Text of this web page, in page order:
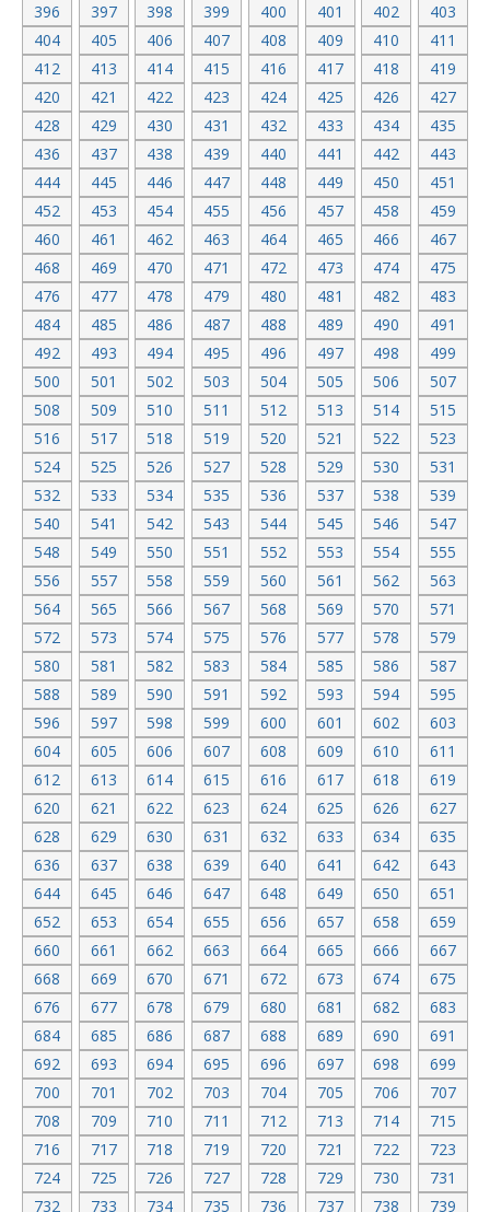
396 397 398 399 400 401 402
403
404
405 406 407 408 409 410
411
412
413 414 415 416 417 418
419
420
421 422 423 424 425 426
427
428
429 430 431 432 433 434
435
436
437 438 439 440 441 442
443
444
445 446 447 448 449 450
451
452
453 454 455 456 457 458
459
460
461 462 463 464 465 466
467
468
469 470 471 472 473 474
475
476
477 478 479 480 481 482
483
484
485 486 487 488 489 490
491
492
493 494 495 496 497 498
499
500
501 502 503 504 505 506
507
508
509 510 511 512 513 514
515
516
517 518 519 520 521 522
523
524
525 526 527 528 529 530
531
532
533 534 535 536 537 538
539
540
541 542 543 544 545 546
547
548
549 550 551 552 553 554
555
556
557 558 559 560 561 562
563
564
565 566 567 568 569 570
571
572
573 574 575 576 577 578
579
580
581 582 583 584 585 586
587
588
589 590 591 592 593 594
595
596
597 598 599 600 601 602
603
604
605 606 607 608 609 610
611
612
613 614 615 616 617 618
619
620
621 622 623 624 625 626
627
628
629 630 631 632 633 634
635
636
637 638 639 640 641 642
643
644
645 646 647 648 649 650
651
652
653 654 655 656 657 658
659
660
661 662 663 664 665 666
667
668
669 670 671 672 673 674
675
676
677 678 679 680 681 682
683
684
685 686 687 688 689 690
691
692
693 694 695 696 697 698
699
700
701 702 703 704 705 706
707
708
709 710 711 712 713 714
715
716
717 718 719 720 721 722
723
724
725 726 727 728 729 730
731
732
733 734 735 736 737 738
739